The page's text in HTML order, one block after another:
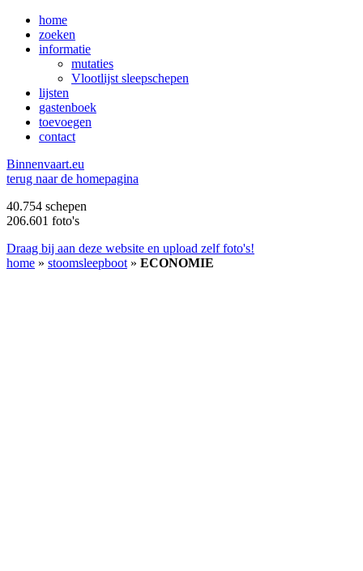
home
zoeken
informatie
mutaties
Vlootlijst sleepschepen
lijsten
gastenboek
toevoegen
contact
Binnenvaart.eu
terug naar de homepagina
40.754 schepen
206.601 foto's
Draag bij aan deze website en upload zelf foto's!
home » stoomsleepboot » ECONOMIE